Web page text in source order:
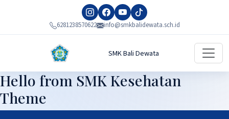
6281238570622 info@smkbalidewata.sch.id
SMK Bali Dewata
Hello from SMK Kesehatan
Theme